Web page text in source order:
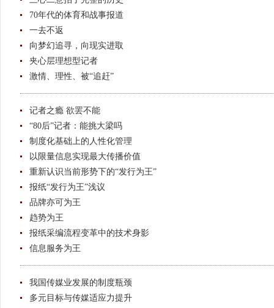
70年代的体育和战事报道
一去不返
向梦幻追寻，向现实进取
夹心层理想型记者
激情、理性、被“追赶”
记者之瘾 欲罢不能
“80后”记者：能挑大梁吗
制度化基础上的人性化管理
以限量信息实现最大传播价值
重新认识当前形势下的“发行为王”
报纸“发行为王”浅议
品牌亦可为王
趋势为王
报纸采编流程变革中的技术身影
信息服务为王
我国传媒业发展的制度瓶颈
多元目标与传媒适应力提升